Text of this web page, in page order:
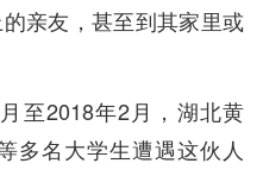
亲友，甚至到其家里或
至2018年2月，湖北黄
多名大学生遭遇这伙人